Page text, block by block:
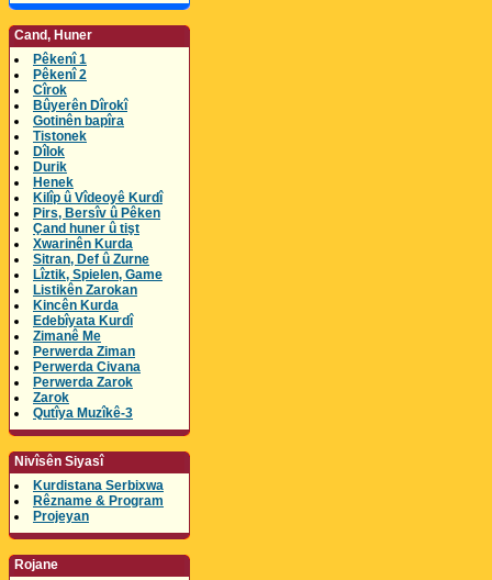
Cand, Huner
Pêkenî 1
Pêkenî 2
Cîrok
Bûyerên Dîrokî
Gotinên bapîra
Tistonek
Dîlok
Durik
Henek
Kilîp û Vîdeoyê Kurdî
Pirs, Bersîv û Pêken
Çand huner û tişt
Xwarinên Kurda
Sitran, Def û Zurne
Lîztik, Spielen, Game
Listikên Zarokan
Kincên Kurda
Edebîyata Kurdî
Zimanê Me
Perwerda Ziman
Perwerda Civana
Perwerda Zarok
Zarok
Qutîya Muzîkê-3
Nivîsên Siyasî
Kurdistana Serbixwa
Rêzname & Program
Projeyan
Rojane